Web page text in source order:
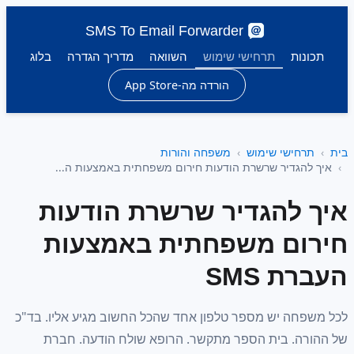
SMS To Email Forwarder
תכונות
תרחישי שימוש השוואה מדריך הגדרה בלוג
הורדה מה-App Store
בית תרחישי שימוש
משפחה והורות
איך להגדיר שרשרת הודעות חירום משפחתית באמצעות ה...
איך להגדיר שרשרת הודעות
חירום משפחתית באמצעות
העברת SMS
לכל משפחה יש מספר טלפון אחד שהכל החשוב מגיע אליו. בד"כ
של ההורה. בית הספר מתקשר. הרופא שולח הודעה. חברת